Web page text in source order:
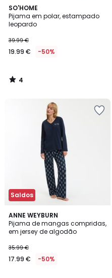
SO'HOME
Pijama em polar, estampado
leopardo
39.99 €
19.99 € -50%
4
/
5
4
/
Saldos
ANNE WEYBURN
Pijama de mangas compridas,
em jersey de algodão
35.99 €
17.99 € -50%
4
/
5